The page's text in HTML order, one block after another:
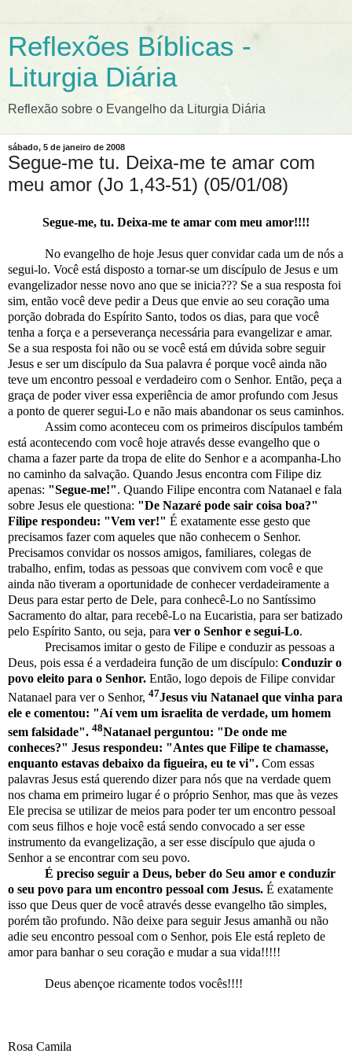
Reflexões Bíblicas -
Liturgia Diária
Reflexão sobre o Evangelho da Liturgia Diária
sábado, 5 de janeiro de 2008
Segue-me tu. Deixa-me te amar com
meu amor (Jo 1,43-51) (05/01/08)
Segue-me, tu. Deixa-me te amar com meu amor!!!!
No evangelho de hoje Jesus quer convidar cada um de nós a
segui-lo. Você está disposto a tornar-se um discípulo de Jesus e um
evangelizador nesse novo ano que se inicia??? Se a sua resposta foi
sim, então você deve pedir a Deus que envie ao seu coração uma
porção dobrada do Espírito Santo, todos os dias, para que você
tenha a força e a perseverança necessária para evangelizar e amar.
Se a sua resposta foi não ou se você está em dúvida sobre seguir
Jesus e ser um discípulo da Sua palavra é porque você ainda não
teve um encontro pessoal e verdadeiro com o Senhor. Então, peça a
graça de poder viver essa experiência de amor profundo com Jesus
a ponto de querer segui-Lo e não mais abandonar os seus caminhos.
Assim como aconteceu com os primeiros discípulos também
está acontecendo com você hoje através desse evangelho que o
chama a fazer parte da tropa de elite do Senhor e a acompanha-Lho
no caminho da salvação. Quando Jesus encontra com Filipe diz
apenas: "Segue-me!". Quando Filipe encontra com Natanael e fala
sobre Jesus ele questiona: "De Nazaré pode sair coisa boa?"
Filipe respondeu: "Vem ver!" É exatamente esse gesto que
precisamos fazer com aqueles que não conhecem o Senhor.
Precisamos convidar os nossos amigos, familiares, colegas de
trabalho, enfim, todas as pessoas que convivem com você e que
ainda não tiveram a oportunidade de conhecer verdadeiramente a
Deus para estar perto de Dele, para conhecê-Lo no Santíssimo
Sacramento do altar, para recebê-Lo na Eucaristia, para ser batizado
pelo Espírito Santo, ou seja, para ver o Senhor e segui-Lo.
Precisamos imitar o gesto de Filipe e conduzir as pessoas a
Deus, pois essa é a verdadeira função de um discípulo: Conduzir o
povo eleito para o Senhor. Então, logo depois de Filipe convidar
Natanael para ver o Senhor, 47Jesus viu Natanael que vinha para
ele e comentou: "Aí vem um israelita de verdade, um homem
sem falsidade". 48Natanael perguntou: "De onde me
conheces?" Jesus respondeu: "Antes que Filipe te chamasse,
enquanto estavas debaixo da figueira, eu te vi". Com essas
palavras Jesus está querendo dizer para nós que na verdade quem
nos chama em primeiro lugar é o próprio Senhor, mas que às vezes
Ele precisa se utilizar de meios para poder ter um encontro pessoal
com seus filhos e hoje você está sendo convocado a ser esse
instrumento da evangelização, a ser esse discípulo que ajuda o
Senhor a se encontrar com seu povo.
É preciso seguir a Deus, beber do Seu amor e conduzir
o seu povo para um encontro pessoal com Jesus. É exatamente
isso que Deus quer de você através desse evangelho tão simples,
porém tão profundo. Não deixe para seguir Jesus amanhã ou não
adie seu encontro pessoal com o Senhor, pois Ele está repleto de
amor para banhar o seu coração e mudar a sua vida!!!!!
Deus abençoe ricamente todos vocês!!!!
Rosa Camila